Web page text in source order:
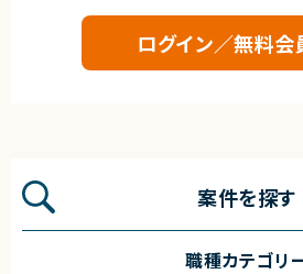
ログイン／無料会
案件を探す
職種カテゴリ